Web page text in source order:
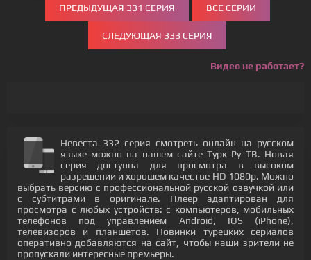
ПРЕДЫДУЩАЯ 331 СЕРИЯ ВСЕ СЕРИИ
СЛЕДУЮЩАЯ 333 СЕРИЯ
Видео не работает?
Невеста 332 серия смотреть онлайн на русском
языке можно на нашем сайте Турк Ру ТВ. Новая
серия доступна для просмотра в высоком
разрешении и хорошем качестве HD 1080p. Можно
выбрать версию с профессиональной русской озвучкой или
с субтитрами в оригинале. Плеер адаптирован для
просмотра с любых устройств: с компьютеров, мобильных
телефонов под управлением Android, IOS (iPhone),
телевизоров и планшетов. Новинки турецких сериалов
оперативно добавляются на сайт, чтобы наши зрители не
пропускали интересные премьеры.